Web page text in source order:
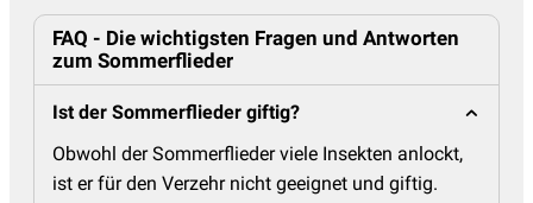
FAQ - Die wichtigsten Fragen und Antworten
zum Sommerflieder
Ist der Sommerflieder giftig?
Obwohl der Sommerflieder viele Insekten anlockt,
ist er für den Verzehr nicht geeignet und giftig.